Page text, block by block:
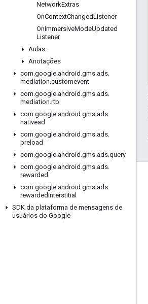
NetworkExtras
OnContextChangedListener
OnImmersiveModeUpdated
Listener
Aulas
Anotações
com.google.android .gms.ads.
mediation.customevent
com.google.android .gms.ads.
mediation.rtb
com.google.android .gms.ads.
nativead
com.google.android .gms.ads.
preload
com.google.android .gms.ads.query
com.google.android .gms.ads.
rewarded
com.google.android .gms.ads.
rewardedinterstitial
SDK da plataforma de mensagens de
usuários do Google
Google Developer Program
Google Developer Groups